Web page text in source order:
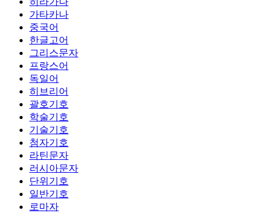
가타카나
중국어
한글고어
그리스문자
프랑스어
독일어
히브리어
괄호기호
학술기호
기술기호
첨자기호
라틴문자
러시아문자
단위기호
일반기호
로마자